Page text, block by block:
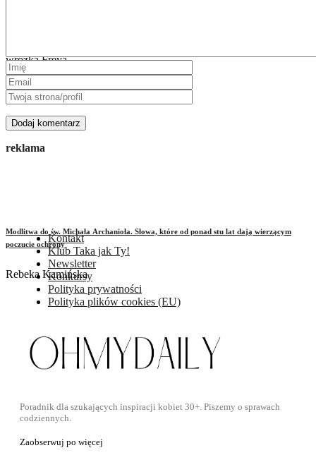
wróżka Freya
Modlitwa do św. Michała Archanioła. Słowa, które od ponad stu lat dają wierzącym
poczucie ochrony
Rebeka Kamińska
reklama
Kontakt
Klub Taka jak Ty!
Newsletter
Konkursy
Polityka prywatności
Polityka plików cookies (EU)
Poradnik dla szukających inspiracji kobiet 30+. Piszemy o sprawach
codziennych.
Zaobserwuj po więcej